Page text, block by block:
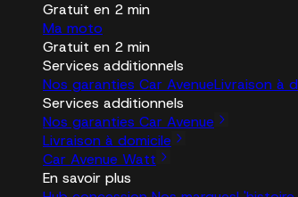
Gratuit en 2 min
Ma moto
Gratuit en 2 min
Services additionnels
Nos garanties Car AvenueLivraison à
Services additionnels
Nos garanties Car Avenue
Livraison à domicile
Car Avenue Watt
En savoir plus